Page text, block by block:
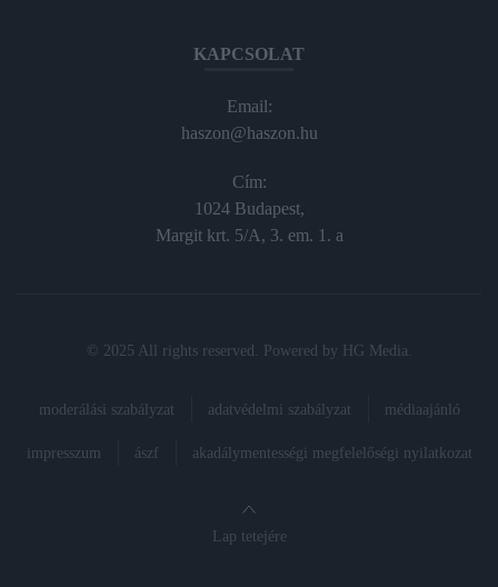
KAPCSOLAT
Email:
haszon@haszon.hu
Cím:
1024 Budapest,
Margit krt. 5/A, 3. em. 1. a
© 2025 All rights reserved. Powered by HG Media
moderálási szabályzat adatvédelmi szabályzat médiaajánló
impresszum ászf akadálymentességi megfelelőségi nyilatkozat
Lap tetejére